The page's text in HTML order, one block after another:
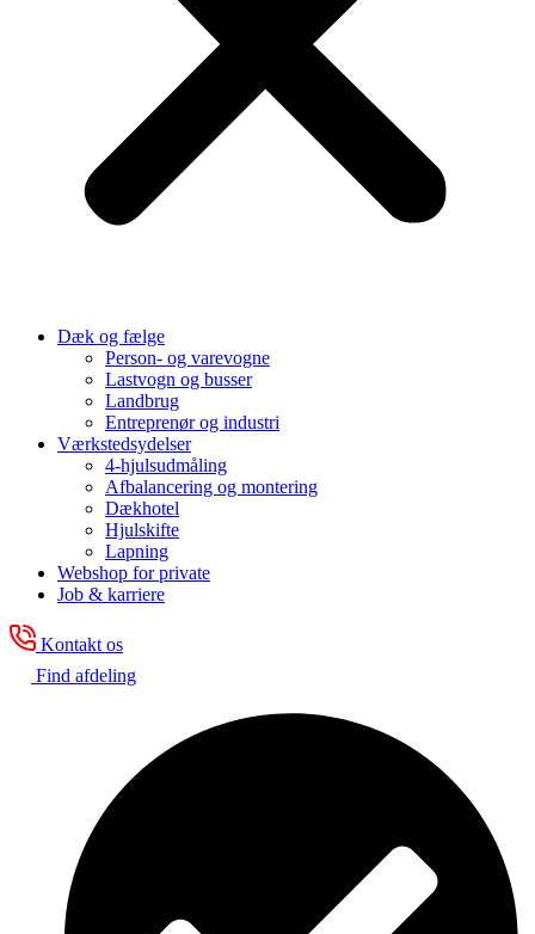
Dæk og fælge
Person- og varevogne
Lastvogn og busser
Landbrug
Entreprenør og industri
Værkstedsydelser
4-hjulsudmåling
Afbalancering og montering
Dækhotel
Hjulskifte
Lapning
Webshop for private
Job & karriere
Kontakt os
Find afdeling